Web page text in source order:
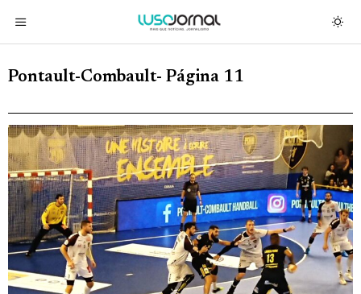
Pontault-Combault- Página 11